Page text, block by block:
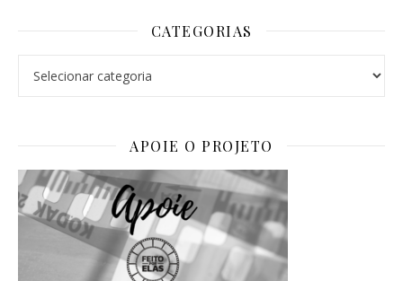
CATEGORIAS
APOIE O PROJETO